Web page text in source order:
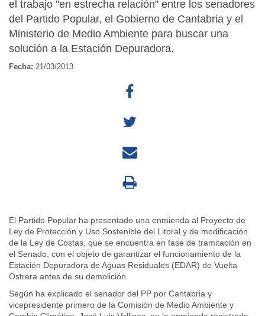
el trabajo "en estrecha relación" entre los senadores
del Partido Popular, el Gobierno de Cantabria y el
Ministerio de Medio Ambiente para buscar una
solución a la Estación Depuradora.
Fecha: 21/03/2013
El Partido Popular ha presentado una enmienda al Proyecto de
Ley de Protección y Uso Sostenible del Litoral y de modificación
de la Ley de Costas, que se encuentra en fase de tramitación en
el Senado, con el objeto de garantizar el funcionamiento de la
Estación Depuradora de Aguas Residuales (EDAR) de Vuelta
Ostrera antes de su demolición.
Según ha explicado el senador del PP por Cantabria y
vicepresidente primero de la Comisión de Medio Ambiente y